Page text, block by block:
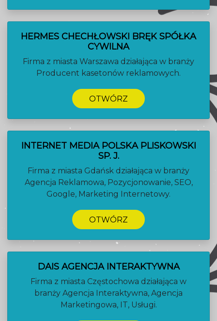
HERMES CHECHŁOWSKI BRĘK SPÓŁKA
CYWILNA
Firma z miasta Warszawa działająca w branży
Producent kasetonów reklamowych.
OTWÓRZ
INTERNET MEDIA POLSKA PLISKOWSKI
SP. J.
Firma z miasta Gdańsk działająca w branży
Agencja Reklamowa, Pozycjonowanie, SEO,
Google, Marketing Internetowy.
OTWÓRZ
DAIS AGENCJA INTERAKTYWNA
Firma z miasta Częstochowa działająca w
branży Agencja Interaktywna, Agencja
Marketingowa, IT, Usługi.